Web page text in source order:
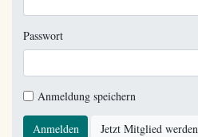
Passwort
Anmeldung speichern
Anmelden Jetzt Mitglied werden